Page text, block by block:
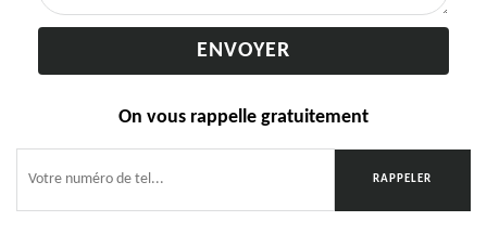
On vous rappelle gratuitement